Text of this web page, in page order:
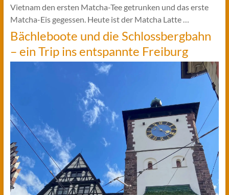
Vietnam den ersten Matcha-Tee getrunken und das erste
Matcha-Eis gegessen. Heute ist der Matcha Latte …
Bächleboote und die Schlossbergbahn
– ein Trip ins entspannte Freiburg